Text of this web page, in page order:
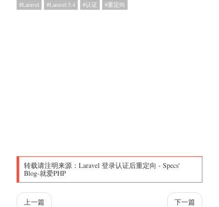
Laravel Laravel 5.4 认证 重定向
转载请注明来源： Laravel 登录认证后重定向 - Specs'
Blog-就爱PHP
上一篇 下一篇